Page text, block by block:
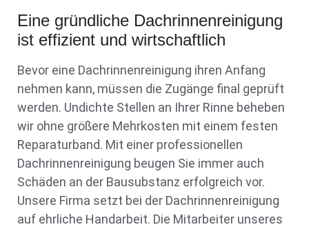
Eine gründliche Dachrinnenreinigung
ist effizient und wirtschaftlich
Bevor eine Dachrinnenreinigung ihren Anfang
nehmen kann, müssen die Zugänge final geprüft
werden. Undichte Stellen an Ihrer Rinne beheben
wir ohne größere Mehrkosten mit einem festen
Reparaturband. Mit einer professionellen
Dachrinnenreinigung beugen Sie immer auch
Schäden an der Bausubstanz erfolgreich vor.
Unsere Firma setzt bei der Dachrinnenreinigung
auf ehrliche Handarbeit. Die Mitarbeiter unseres